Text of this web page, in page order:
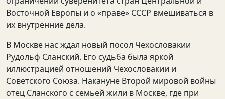
Восточной Европы и о «праве» СССР вмешиваться в
их внутренние дела.
В Москве нас ждал новый посол Чехословакии
Рудольф Сланский. Его судьба была яркой
иллюстрацией отношений Чехословакии и
Советского Союза. Накануне Второй мировой войны
отец Сланского с семьей жили в Москве, где при